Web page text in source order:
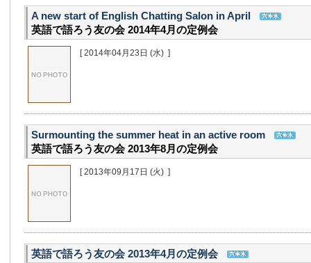
A new start of English Chatting Salon in April
英語で語ろう友の会 2014年4月の定例会
[ 2014年04月23日 (水) ]
Surmounting the summer heat in an active room
英語で語ろう友の会 2013年8月の定例会
[ 2013年09月17日 (火) ]
英語で語ろう友の会 2013年4月の定例会